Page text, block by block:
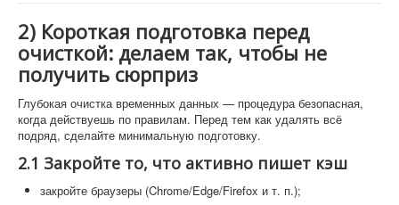
2) Короткая подготовка перед
очисткой: делаем так, чтобы не
получить сюрприз
Глубокая очистка временных данных — процедура безопасная,
когда действуешь по правилам. Перед тем как удалять всё
подряд, сделайте минимальную подготовку.
2.1 Закройте то, что активно пишет кэш
закройте браузеры (Chrome/Edge/Firefox и т. п.);